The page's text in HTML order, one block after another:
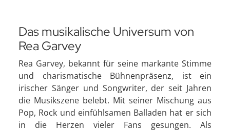
Das musikalische Universum von
Rea Garvey
Rea Garvey, bekannt für seine markante Stimme
und charismatische Bühnenpräsenz, ist ein
irischer Sänger und Songwriter, der seit Jahren
die Musikszene belebt. Mit seiner Mischung aus
Pop, Rock und einfühlsamen Balladen hat er sich
in die Herzen vieler Fans gesungen. Als